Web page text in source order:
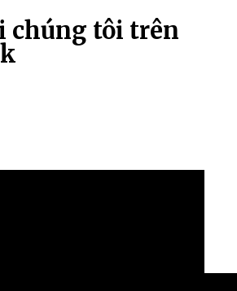
chúng tôi trên